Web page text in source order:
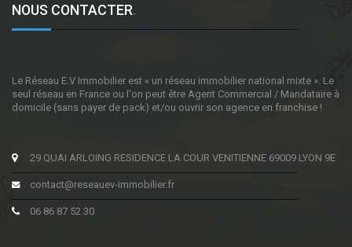
NOUS CONTACTER.
Le Réseau E.V Immobilier est « un réseau immobilier national mixte ». Le
seul réseau en France ou l'on peut être Agent Commercial / Mandataire à
domicile (sans payer de pack) et/ou ouvrir son agence en franchise !
29 QUAI ARLOING RESIDENCE LA COUR VENITIENNE 69009 LYON 9E
contact@reseauev-immobilier.fr
06 86 87 52 30